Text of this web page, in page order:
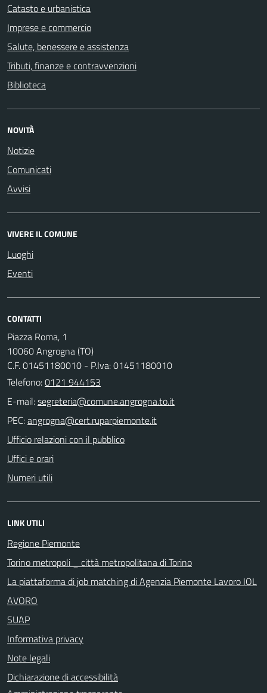
Catasto e urbanistica
Imprese e commercio
Salute, benessere e assistenza
Tributi, finanze e contravvenzioni
Biblioteca
NOVITÀ
Notizie
Comunicati
Avvisi
VIVERE IL COMUNE
Luoghi
Eventi
CONTATTI
Piazza Roma, 1
10060 Angrogna (TO)
C.F. 01451180010 - P.Iva: 01451180010
Telefono:0121 944153
E-mail:
PEC:
Ufficio relazioni con il pubblico
Uffici e orari
Numeri utili
LINK UTILI
Regione Piemonte
Torino metropoli _ città metropolitana di Torino
La piattaforma di job matching di Agenzia Piemonte Lavoro IOL
AVORO
SUAP
Informativa privacy
Note legali
Dichiarazione di accessibilità